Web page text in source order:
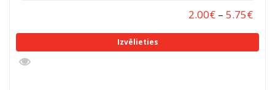
2.00€ – 5.75€
Izvēlieties